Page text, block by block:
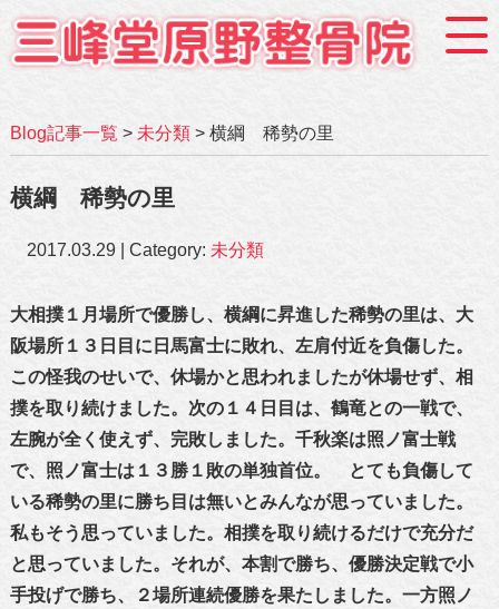
Blog記事一覧 > 未分類 > 横綱 稀勢の里
横綱 稀勢の里
2017.03.29 | Category: 未分類
大相撲１月場所で優勝し、横綱に昇進した稀勢の里は、大
阪場所１３日目に日馬富士に敗れ、左肩付近を負傷した。
この怪我のせいで、休場かと思われましたが休場せず、相
撲を取り続けました。次の１４日目は、鶴竜との一戦で、
左腕が全く使えず、完敗しました。千秋楽は照ノ富士戦
で、照ノ富士は１３勝１敗の単独首位。 とても負傷して
いる稀勢の里に勝ち目は無いとみんなが思っていました。
私もそう思っていました。相撲を取り続けるだけで充分だ
と思っていました。それが、本割で勝ち、優勝決定戦で小
手投げで勝ち、２場所連続優勝を果たしました。一方照ノ